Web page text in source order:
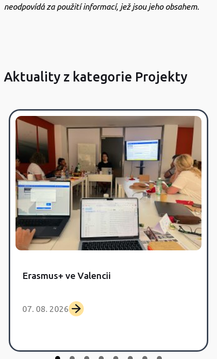
neodpovídá za použití informací, jež jsou jeho obsahem.
Aktuality z kategorie Projekty
Erasmus+ ve Valencii
07. 08. 2026